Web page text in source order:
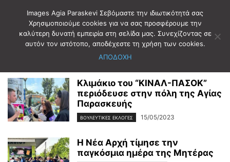
Αρχική 2023 Μάιος 15
Ημερήσιο Αρχείο: 15/05/2023
Κλιμάκιο του “ΚΙΝΑΛ-ΠΑΣΟΚ”
περιόδευσε στην πόλη της Αγίας
Παρασκευής
ΒΟΥΛΕΥΤΙΚΕΣ ΕΚΛΟΓΕΣ 15/05/2023
Η Νέα Αρχή τίμησε την
παγκόσμια ημέρα της Μητέρας
Images Agia Paraskevi Σεβόμαστε την ιδιωτικότητά σας
Χρησιμοποιούμε cookies για να σας προσφέρουμε την
καλύτερη δυνατή εμπειρία στη σελίδα μας. Συνεχίζοντας σε
αυτόν τον ιστότοπο, αποδέχεστε τη χρήση των cookies.
ΑΠΟΔΟΧΗ